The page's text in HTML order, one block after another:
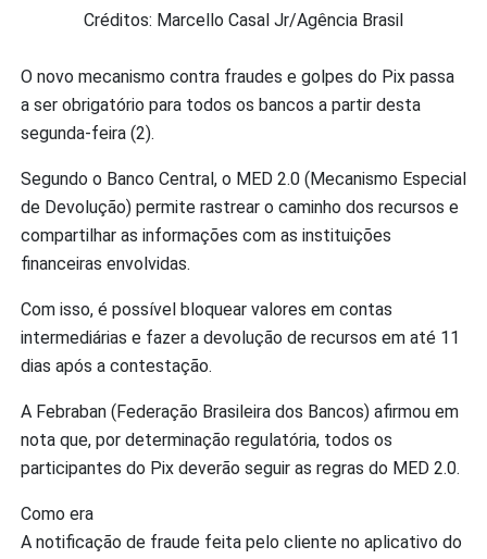
Créditos: Marcello Casal Jr/Agência Brasil
O novo mecanismo contra fraudes e golpes do Pix passa
a ser obrigatório para todos os bancos a partir desta
segunda-feira (2).
Segundo o Banco Central, o MED 2.0 (Mecanismo Especial
de Devolução) permite rastrear o caminho dos recursos e
compartilhar as informações com as instituições
financeiras envolvidas.
Com isso, é possível bloquear valores em contas
intermediárias e fazer a devolução de recursos em até 11
dias após a contestação.
A Febraban (Federação Brasileira dos Bancos) afirmou em
nota que, por determinação regulatória, todos os
participantes do Pix deverão seguir as regras do MED 2.0.
Como era
A notificação de fraude feita pelo cliente no aplicativo do